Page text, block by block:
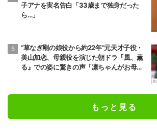
子アナを実名告白「33歳まで独身だった
ら…」
“草なぎ剛の娘役から約22年”元天才子役・
美山加恋、母親役を演じた朝ドラ『風、薫
る』での姿に驚きの声「凛ちゃんがお母さ
もっと見る